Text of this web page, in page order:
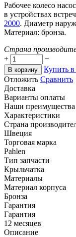
Рабочее колесо
в устройствах
2000. Диаметр
Материал: бронза.
Страна
+
−
В корзину
Купить
Отложить Сравнить
Доставка
Варианты оплаты
Наши преимущества
Характеристики
Страна
Швеция
Торговая марка
Pahlen
Тип запчасти
Крыльчатка
Материалы
Материал корпуса
Бронза
Гарантия
Гарантия
12 месяцев
Описание